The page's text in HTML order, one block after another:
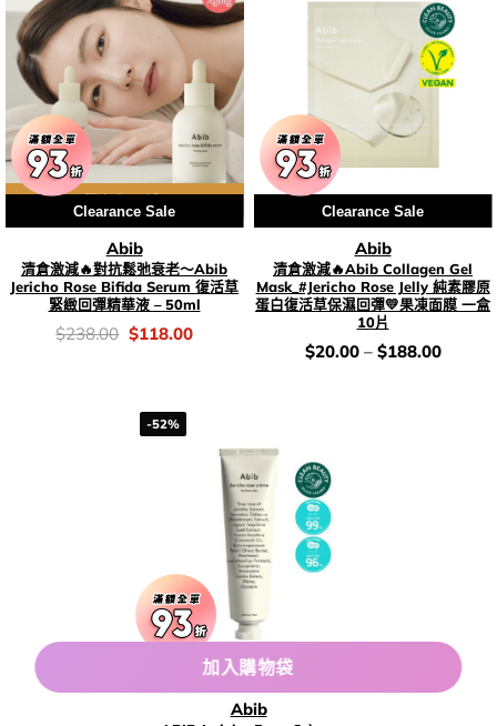
加入購物袋
Clearance Sale
Abib
清倉激減🔥對抗鬆弛衰老～Abib
Jericho Rose Bifida Serum 復活草
緊緻回彈精華液 – 50ml
價
錢：
$238.00 Original
price
$118.00Current
Clearance Sale
Abib
清倉激減🔥Abib Collagen Gel
Mask_#Jericho Rose Jelly 純素膠原
蛋白復活草保濕回彈💛果凍面膜 一盒
10片
價
錢：
$20.00– $188.00
-52%
Abib